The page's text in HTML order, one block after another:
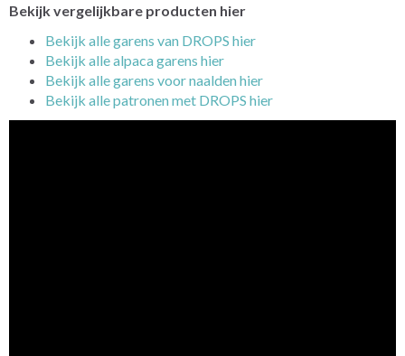
Bekijk vergelijkbare producten hier
Bekijk alle garens van DROPS hier
Bekijk alle alpaca garens hier
Bekijk alle garens voor naalden hier
Bekijk alle patronen met DROPS hier